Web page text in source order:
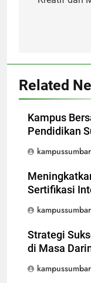
Related
Kampus
Pendidikan
kampussumbar
Sertifikasi
kampussumbar
Strategi
di Masa
kampussumbar